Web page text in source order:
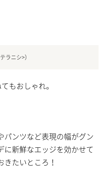
ラニシ>）
もおしゃれ。
パンツなど表現の幅がグン
に新鮮なエッジを効かせて
たいところ！